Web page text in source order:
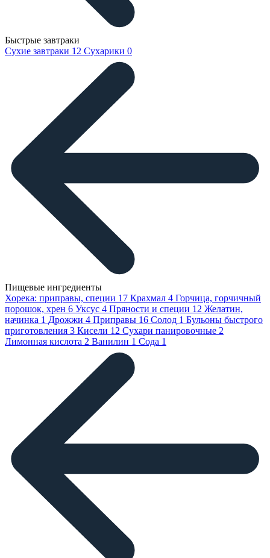
Быстрые завтраки
Сухие завтраки 12 Сухарики 0
Пищевые ингредиенты
Хорека: приправы, специи 17 Крахмал 4 Горчица, горчичный
порошок, хрен 6 Уксус 4 Пряности и специи 12 Желатин,
начинка 1 Дрожжи 4 Приправы 16 Солод 1 Бульоны быстрого
приготовления 3 Кисели 12 Сухари панировочные 2
Лимонная кислота 2 Ванилин 1 Сода 1